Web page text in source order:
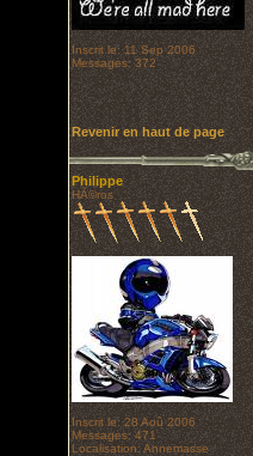
Inscrit le: 11 Sep 2006
Messages: 372
Revenir en haut de page
Philippe
HÃ©ros
Inscrit le: 28 Aoû 2006
Messages: 471
Localisation: Annemasse